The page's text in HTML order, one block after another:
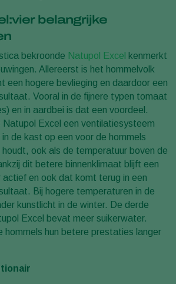
belangrijke
bekroonde Natupol Excel kenmerkt
Allereerst is het hommelvolk
een hogere bevlieging en daardoor een
Vooral in de fijnere typen tomaat
en in aardbei is dat een voordeel.
Natupol Excel een ventilatiesysteem
de kast op een voor de hommels
houdt, ook als de temperatuur boven de
dit betere binnenklimaat blijft een
actief en ook dat komt terug in een
Bij hogere temperaturen in de
kunstlicht in de winter. De derde
Excel bevat meer suikerwater.
hommels hun betere prestaties langer